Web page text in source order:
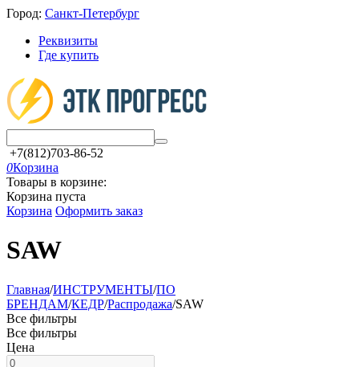
Город: Санкт-Петербург
Реквизиты
Где купить
+7(812)703-86-52
0Корзина
Товары в корзине:
Корзина пуста
Корзина Оформить заказ
SAW
Главная/ИНСТРУМЕНТЫ/ПО
БРЕНДАМ/КЕДР/Распродажа/SAW
Все фильтры
Все фильтры
Цена